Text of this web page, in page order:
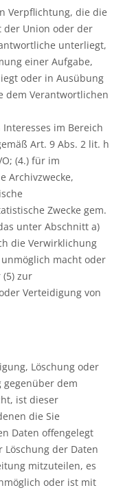
Verpflichtung, die die
der Union oder der
unterliegt,
einer Aufgabe,
oder in Ausübung
dem Verantwortlichen
im Bereich
Art. 9 Abs. 2 lit. h
(4.) für im
Archivzwecke,
Zwecke gem.
unter Abschnitt a)
die Verwirklichung
macht oder
zur
Verteidigung von
Löschung oder
gegenüber dem
ist dieser
die Sie
Daten offengelegt
der Daten
mitzuteilen, es
oder ist mit